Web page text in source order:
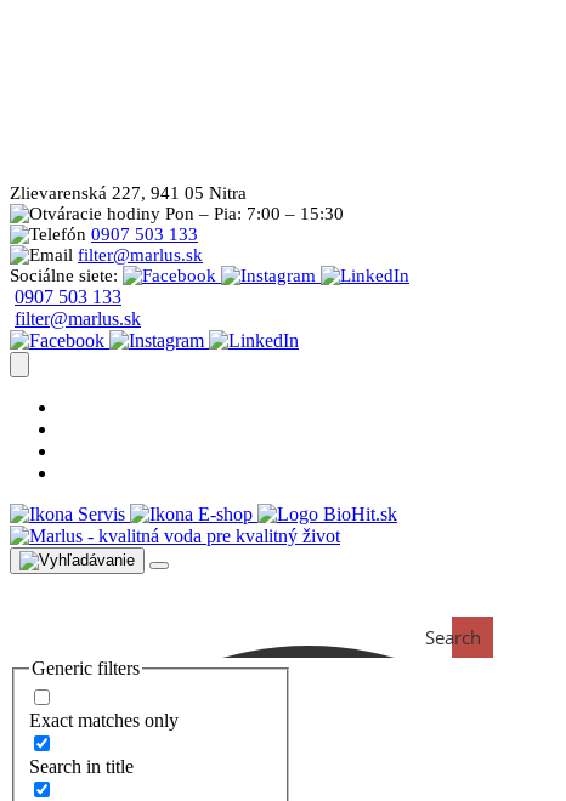
Zlievarenská 227, 941 05 Nitra
Pon – Pia: 7:00 – 15:30
0907 503 133
filter@marlus.sk
Sociálne siete:
0907 503 133
filter@marlus.sk
Servis E-shop
Search
Generic filters
Exact matches only
Search in title